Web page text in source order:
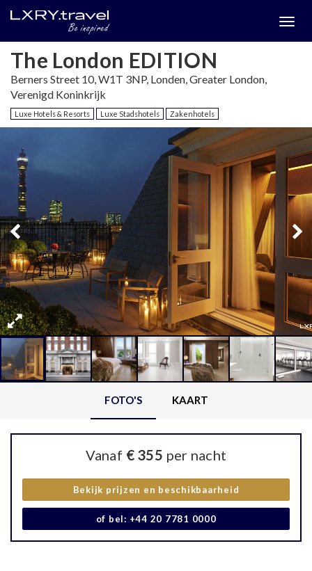
The London EDITION
Berners Street 10, W1T 3NP, Londen, Greater London,
Verenigd Koninkrijk
Luxe Hotels & Resorts Luxe Stadshotels Zakenhotels
FOTO'S KAART
Vanaf € 355 per nacht
Bekijk prijzen en beschikbaarheid
of bel: +44 20 7781 0000